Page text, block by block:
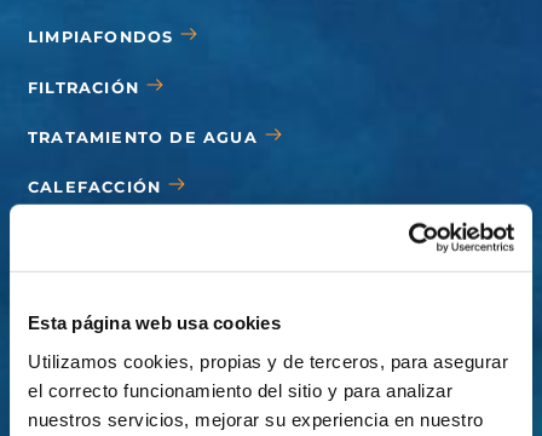
Esta página web usa cookies
Utilizamos cookies, propias y de terceros, para asegurar
el correcto funcionamiento del sitio y para analizar
nuestros servicios, mejorar su experiencia en nuestro
LIMPIAFONDOS
FILTRACIÓN
TRATAMIENTO DE AGUA
CALEFACCIÓN